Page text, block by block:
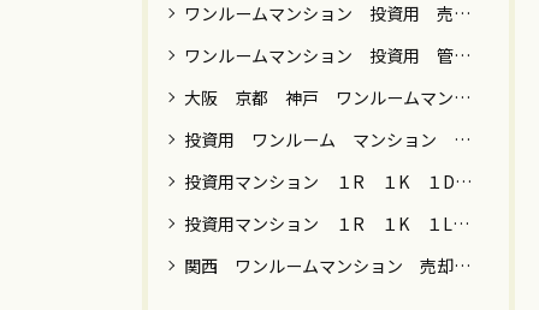
ワンルームマンション 投資用 売却 譲渡税
ワンルームマンション 投資用 管理 運用 売却 税金 関西 関東
大阪 京都 神戸 ワンルームマンション 売却
投資用 ワンルーム マンション 男性 女性 運用目的 売却 大阪 京都 神戸 東京 横浜 川崎 名古屋 福岡
投資用マンション １R １K １DK ファミリー 売却 大阪 京都 神戸 東京 神奈川 名古屋 福岡
投資用マンション １R １K １LDK 節税 年金 保険 女性向け 売却 贈与 大阪 京都 神戸 東京都内 川崎 横浜
関西 ワンルームマンション 売却 築年数 ローン